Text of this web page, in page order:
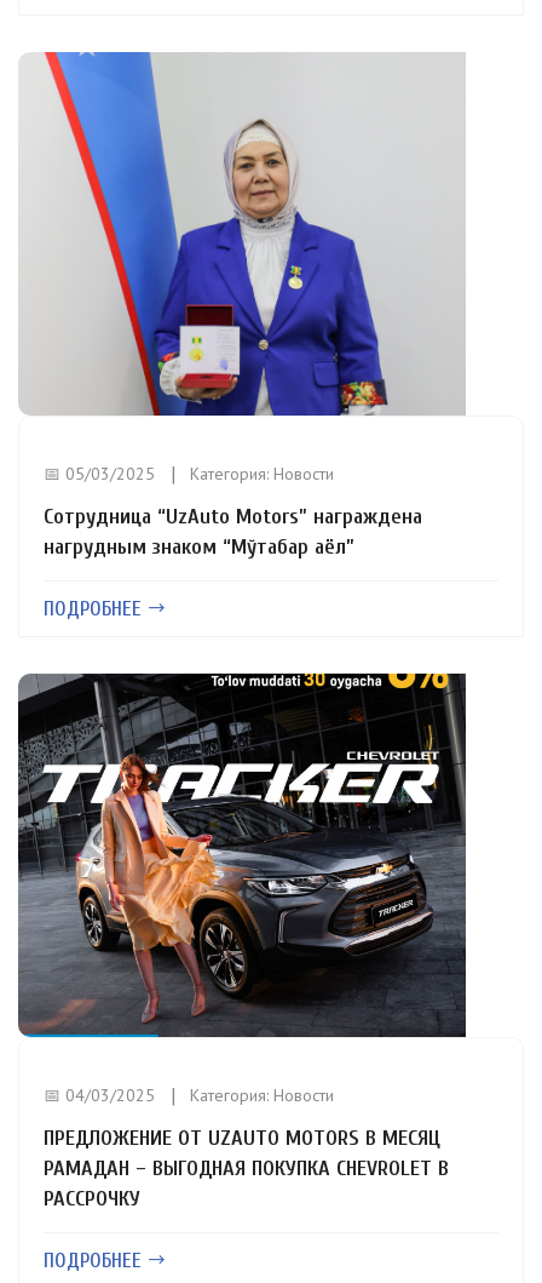
📅 05/03/2025 Категория: Новости
Сотрудница “UzAuto Motors” награждена
нагрудным знаком “Мўтабар аёл”
ПОДРОБНЕЕ
📅 04/03/2025 Категория: Новости
ПРЕДЛОЖЕНИЕ ОТ UZAUTO MOTORS В МЕСЯЦ
РАМАДАН – ВЫГОДНАЯ ПОКУПКА CHEVROLET В
РАССРОЧКУ
ПОДРОБНЕЕ